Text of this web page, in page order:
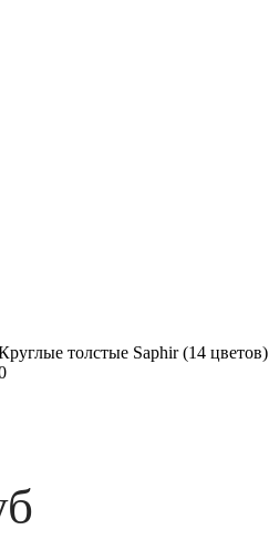
толстые Saphir (14 цветов)